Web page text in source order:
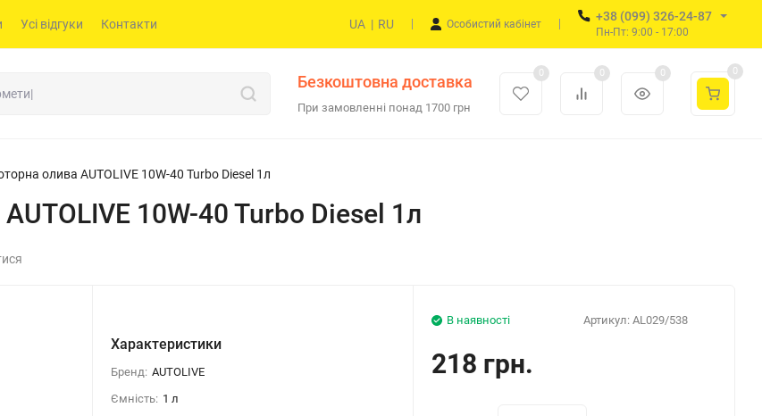
Усі відгуки Контакти UA | RU Особистий кабінет
+38 (099) 326-24-87
Пн-Пт: 9:00 - 17:00
Безкоштовна доставка
При замовленні понад 1700 грн
0 0 0 0
олива AUTOLIVE 10W-40 Turbo Diesel 1л
10W-40 Turbo Diesel 1л
Характеристики
Бренд: AUTOLIVE
Ємність: 1 л
Артикул: AL029/538
В наявності
218 грн.